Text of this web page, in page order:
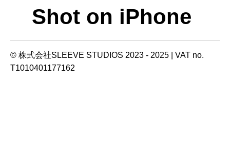
© 株式会社SLEEVE STUDIOS 2023 - 2025 | VAT no.
T1010401177162
Shot on iPhone